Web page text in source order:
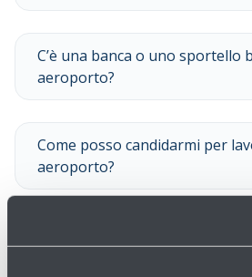
C’è una banca o uno sportello
aeroporto?
Come posso candidarmi per
aeroporto?